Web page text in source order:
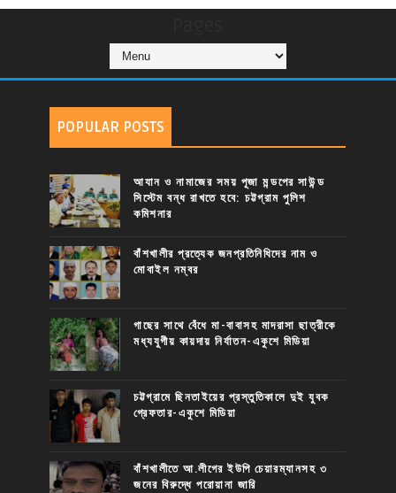
POPULAR POSTS
আযান ও নামাজের সময় পূজা মন্ডপের সাউন্ড
সিস্টেম বন্ধ রাখতে হবে: চট্টগ্রাম পুলিশ
কমিশনার
বাঁশখালীর প্রত্যেক জনপ্রতিনিধিদের নাম ও
মোবাইল নম্বর
গাছের সাথে বেঁধে মা-বাবাসহ মাদরাসা ছাত্রীকে
মধ্যযুগীয় কায়দায় নির্যাতন-একুশে মিডিয়া
চট্টগ্রামে ছিনতাইয়ের প্রস্তুতিকালে দুই যুবক
গ্রেফতার-একুশে মিডিয়া
বাঁশখালীতে আ.লীগের ইউপি চেয়ারম্যানসহ ৩
জনের বিরুদ্ধে পরোয়ানা জারি